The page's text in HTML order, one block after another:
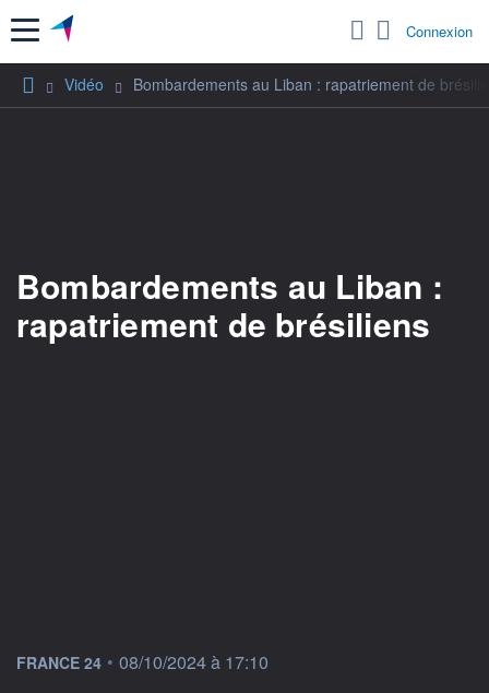
Menu Connexion
Vidéo Bombardements au Liban : rapatriement de
Bombardements au Liban :
rapatriement de brésiliens
information fournie par
FRANCE 24 • 08/10/2024 à 17:10